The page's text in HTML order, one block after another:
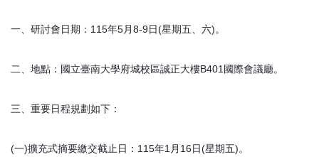
一、研討會日期：115年5月8-9日(星期五、六)。
二、地點：國立臺南大學府城校區誠正大樓B401國際會議廳。
三、重要日程規劃如下：
(一)擴充式摘要繳交截止日：115年1月16日(星期五)。